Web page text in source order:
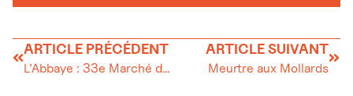
ARTICLE PRÉCÉDENT
L’Abbaye : 33e Marché de Noël des Artisans de la Vallée de Joux, Vaulion et environs
ARTICLE SUIVANT
Meurtre aux Mollards